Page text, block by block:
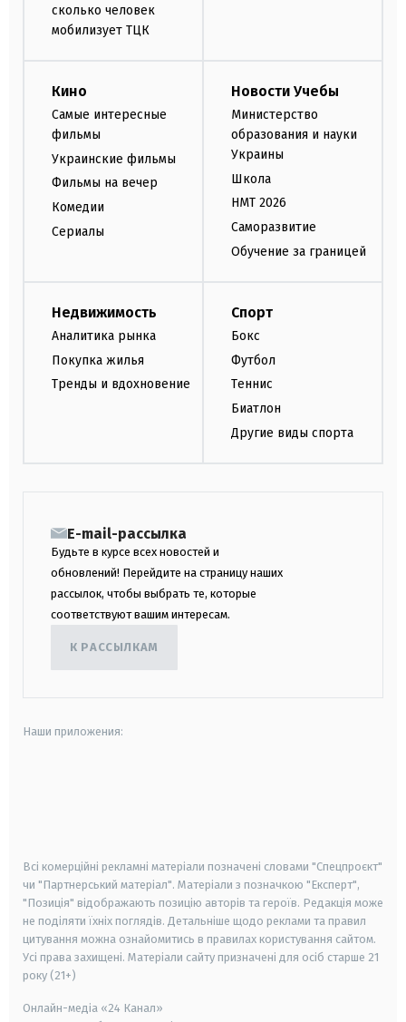
сколько человек
мобилизует ТЦК
Кино
Самые интересные
фильмы
Украинские фильмы
Фильмы на вечер
Комедии
Сериалы
Новости Учебы
Министерство
образования и науки
Украины
Школа
НМТ 2026
Саморазвитие
Обучение за границей
Недвижимость
Аналитика рынка
Покупка жилья
Тренды и вдохновение
Спорт
Бокс
Футбол
Теннис
Биатлон
Другие виды спорта
E-mail-рассылка
Будьте в курсе всех новостей и
обновлений! Перейдите на страницу наших
рассылок, чтобы выбрать те, которые
соответствуют вашим интересам.
К РАССЫЛКАМ
Наши приложения:
Всі комерційні рекламні матеріали позначені словами "Спецпроєкт"
чи "Партнерський матеріал". Матеріали з позначкою "Експерт",
"Позиція" відображають позицію авторів та героїв. Редакція може
не поділяти їхніх поглядів. Детальніше щодо реклами та правил
цитування можна ознайомитись в правилах користування сайтом.
Усі права захищені. Матеріали сайту призначені для осіб старше 21
року (21+)
Онлайн-медіа «24 Канал»